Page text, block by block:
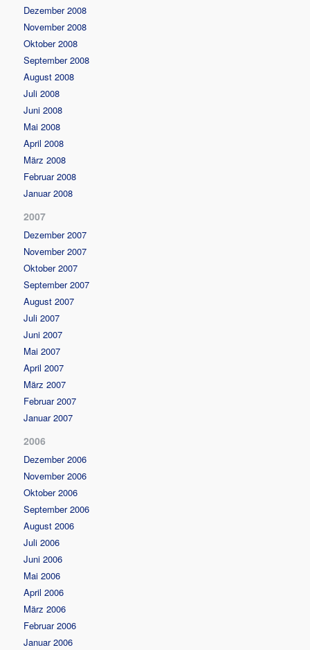
Dezember 2008
November 2008
Oktober 2008
September 2008
August 2008
Juli 2008
Juni 2008
Mai 2008
April 2008
März 2008
Februar 2008
Januar 2008
2007
Dezember 2007
November 2007
Oktober 2007
September 2007
August 2007
Juli 2007
Juni 2007
Mai 2007
April 2007
März 2007
Februar 2007
Januar 2007
2006
Dezember 2006
November 2006
Oktober 2006
September 2006
August 2006
Juli 2006
Juni 2006
Mai 2006
April 2006
März 2006
Februar 2006
Januar 2006